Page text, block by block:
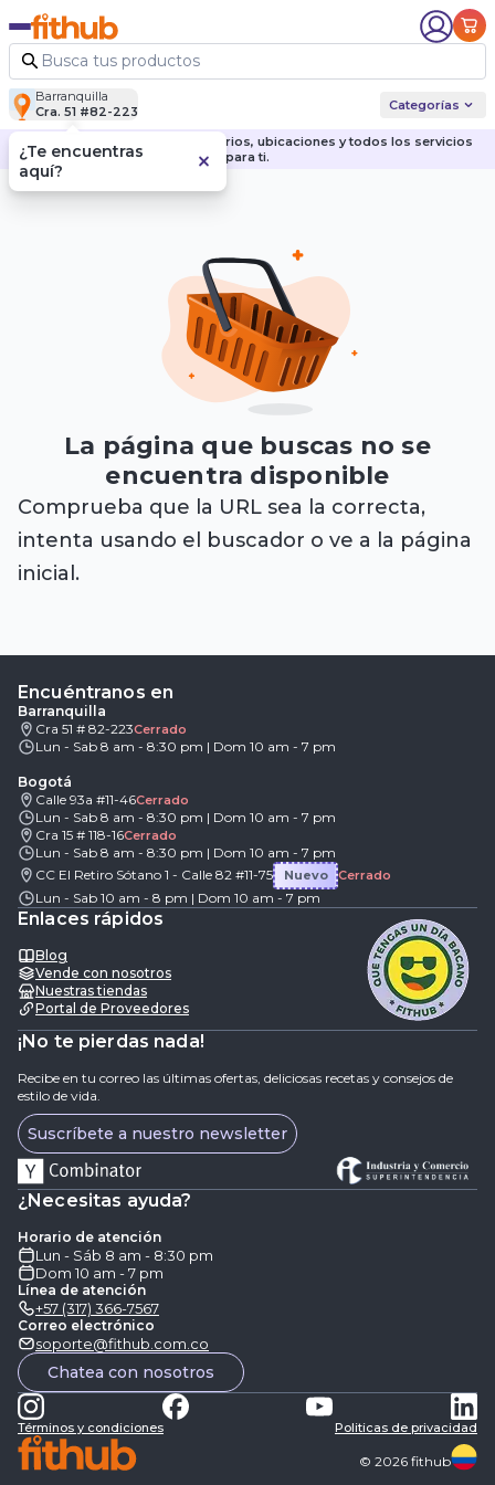
Barranquilla
Cra. 51 #82-223
Categorías
Descubre nuestras sedes, horarios, ubicaciones y todos los servicios
para ti.
La página que buscas no se
encuentra disponible
Comprueba que la URL sea la correcta,
intenta usando el buscador o ve a la página
inicial.
Encuéntranos en
Barranquilla
Cra 51 # 82-223Cerrado
Lun - Sab 8 am - 8:30 pm | Dom 10 am - 7 pm
Bogotá
Calle 93a #11-46Cerrado
Lun - Sab 8 am - 8:30 pm | Dom 10 am - 7 pm
Cra 15 # 118-16Cerrado
Lun - Sab 8 am - 8:30 pm | Dom 10 am - 7 pm
CC El Retiro Sótano 1 - Calle 82 #11-75
Nuevo Cerrado
Lun - Sab 10 am - 8 pm | Dom 10 am - 7 pm
Enlaces rápidos
Blog
Vende con nosotros
Nuestras tiendas
Portal de Proveedores
¡No te pierdas nada!
Recibe en tu correo las últimas ofertas, deliciosas recetas y consejos de
estilo de vida.
Suscríbete a nuestro newsletter
¿Necesitas ayuda?
Horario de atención
Lun - Sáb 8 am - 8:30 pm
Dom 10 am - 7 pm
Línea de atención
+57 (317) 366-7567
Correo electrónico
soporte@fithub.com.co
Chatea con nosotros
Términos y condiciones Politicas de privacidad
© 2026 fithub
¿Te encuentras
aquí?